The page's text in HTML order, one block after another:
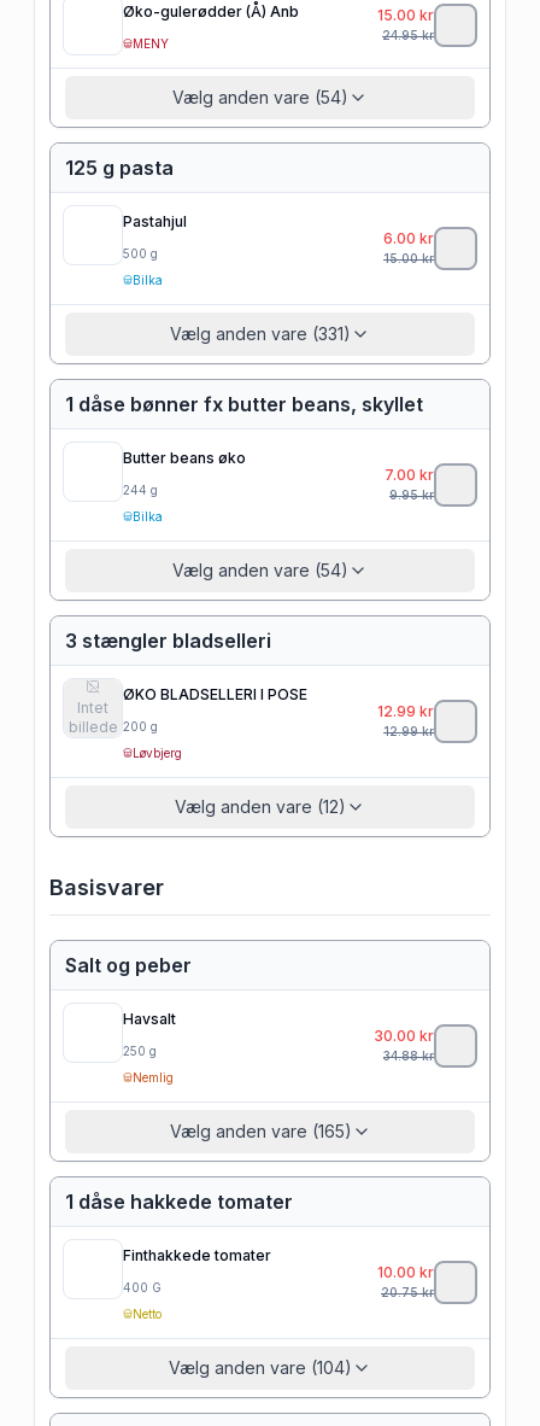
Øko-gulerødder (Å) Anb
MENY
15.00 kr
24.95kr
Vælg anden vare (54)
125 g pasta
Pastahjul
500 g
Bilka
6.00 kr
15.00kr
Vælg anden vare (331)
1 dåse bønner fx butter beans, skyllet
Butter beans øko
244 g
Bilka
7.00 kr
9.95kr
Vælg anden vare (54)
3 stængler bladselleri
Intet
billede
ØKO BLADSELLERI I POSE
200 g
Løvbjerg
12.99 kr
12.99kr
Vælg anden vare (12)
Basisvarer
Salt og peber
Havsalt
250 g
Nemlig
30.00 kr
34.88kr
Vælg anden vare (165)
1 dåse hakkede tomater
Finthakkede tomater
400 G
Netto
10.00 kr
20.75kr
Vælg anden vare (104)